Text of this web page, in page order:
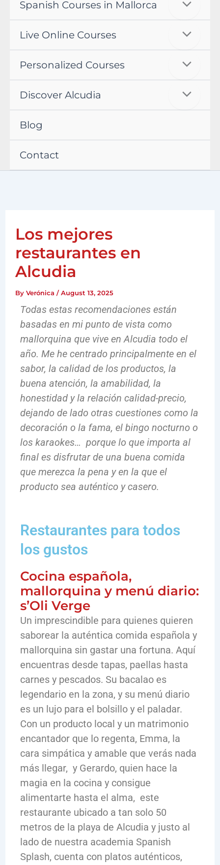
Spanish Courses in Mallorca
Live Online Courses
Personalized Courses
Discover Alcudia
Blog
Contact
Los mejores
restaurantes en
Alcudia
By Verónica /August 13, 2025
Todas estas recomendaciones están
basadas en mi punto de vista como
mallorquina que vive en Alcudia todo el
año. Me he centrado principalmente en el
sabor, la calidad de los productos, la
buena atención, la amabilidad, la
honestidad y la relación calidad-precio,
dejando de lado otras cuestiones como la
decoración o la fama, el bingo nocturno o
los karaokes… porque lo que importa al
final es disfrutar de una buena comida
que merezca la pena y en la que el
producto sea auténtico y casero.
Restaurantes para todos
los gustos
Cocina española,
mallorquina y menú diario:
s’Oli Verge
Un imprescindible para quienes quieren
saborear la auténtica comida española y
mallorquina sin gastar una fortuna. Aquí
encuentras desde tapas, paellas hasta
carnes y pescados. Su bacalao es
legendario en la zona, y su menú diario
es un lujo para el bolsillo y el paladar.
Con un producto local y un matrimonio
encantador que lo regenta, Emma, la
cara simpática y amable que verás nada
más llegar, y Gerardo, quien hace la
magia en la cocina y consigue
alimentarte hasta el alma, este
restaurante ubicado a tan solo 50
metros de la playa de Alcudia y justo al
lado de nuestra academia Spanish
Splash, cuenta con platos auténticos,